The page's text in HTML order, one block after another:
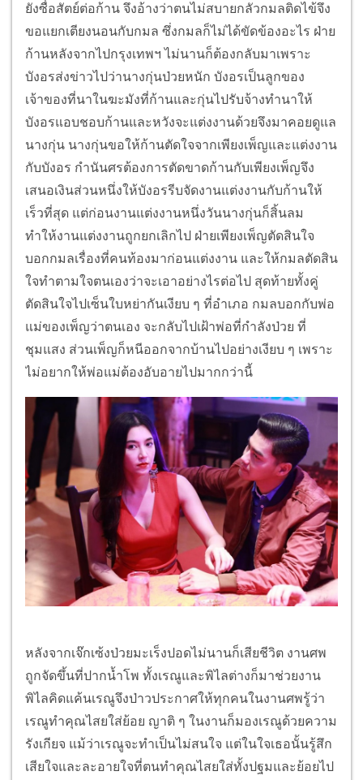
ยังซื่อสัตย์ต่อก้าน จึงอ้างว่าตนไม่สบายกลัวกมลติดไข้จึง
ขอแยกเตียงนอนกับกมล ซึ่งกมลก็ไม่ได้ขัดข้องอะไร ฝ่าย
ก้านหลังจากไปกรุงเทพฯ ไม่นานก็ต้องกลับมาเพราะ
บังอรส่งข่าวไปว่านางกุ่นป่วยหนัก บังอรเป็นลูกของ
เจ้าของที่นาในฆะมังที่ก้านและกุ่นไปรับจ้างทำนาให้
บังอรแอบชอบก้านและหวังจะแต่งงานด้วยจึงมาคอยดูแล
นางกุ่น นางกุ่นขอให้ก้านตัดใจจากเพียงเพ็ญและแต่งงาน
กับบังอร กำนันศรต้องการตัดขาดก้านกับเพียงเพ็ญจึง
เสนอเงินส่วนหนึ่งให้บังอรรีบจัดงานแต่งงานกับก้านให้
เร็วที่สุด แต่ก่อนงานแต่งงานหนึ่งวันนางกุ่นก็สิ้นลม
ทำให้งานแต่งงานถูกยกเลิกไป ฝ่ายเพียงเพ็ญตัดสินใจ
บอกกมลเรื่องที่คนท้องมาก่อนแต่งงาน และให้กมลตัดสิน
ใจทำตามใจตนเองว่าจะเอาอย่างไรต่อไป สุดท้ายทั้งคู่
ตัดสินใจไปเซ็นใบหย่ากันเงียบ ๆ ที่อำเภอ กมลบอกกับพ่อ
แม่ของเพ็ญว่าตนเอง จะกลับไปเฝ้าพ่อที่กำลังป่วย ที่
ชุมแสง ส่วนเพ็ญก็หนีออกจากบ้านไปอย่างเงียบ ๆ เพราะ
ไม่อยากให้พ่อแม่ต้องอับอายไปมากกว่านี้
หลังจากเจ๊กเซ้งป่วยมะเร็งปอดไม่นานก็เสียชีวิต งานศพ
ถูกจัดขึ้นที่ปากน้ำโพ ทั้งเรณูและพิไลต่างก็มาช่วยงาน
พิไลคิดแค้นเรณูจึงป่าวประกาศให้ทุกคนในงานศพรู้ว่า
เรณูทำคุณไสยใส่ย้อย ญาติ ๆ ในงานก็มองเรณูด้วยความ
รังเกียจ แม้ว่าเรณูจะทำเป็นไม่สนใจ แต่ในใจเธอนั้นรู้สึก
เสียใจและละอายใจที่ตนทำคุณไสยใส่ทั้งปฐมและย้อยไป